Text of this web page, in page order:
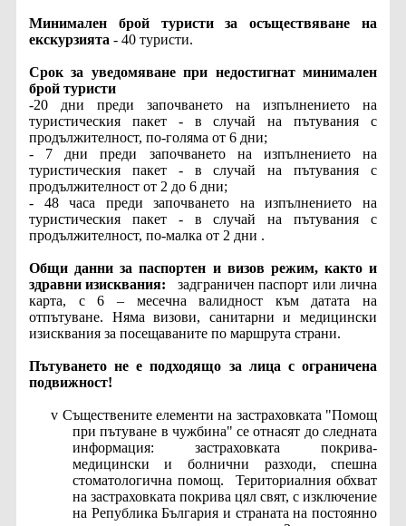
Минимален брой туристи за осъществяване на
екскурзията - 40 туристи.
Срок за уведомяване при недостигнат минимален
брой туристи
-20 дни преди започването на изпълнението на
туристическия пакет - в случай на пътувания с
продължителност, по-голяма от 6 дни;
- 7 дни преди започването на изпълнението на
туристическия пакет - в случай на пътувания с
продължителност от 2 до 6 дни;
- 48 часа преди започването на изпълнението на
туристическия пакет - в случай на пътувания с
продължителност, по-малка от 2 дни .
Общи данни за паспортен и визов режим, както и
здравни изисквания:
задграничен паспорт или лична
карта, с 6 – месечна валидност към датата на
отпътуване. Няма визови, санитарни и медицински
изисквания за посещаваните по маршрута страни.
Пътуването не е подходящо за лица с ограничена
подвижност!
v Съществените елементи на застраховката "Помощ
при пътуване в чужбина" се отнасят до следната
информация: застраховката покрива-
медицински и болнични разходи, спешна
стоматологична помощ.
Териториалния обхват
на застраховката покрива цял свят, с изключение
на Република България и страната на постоянно